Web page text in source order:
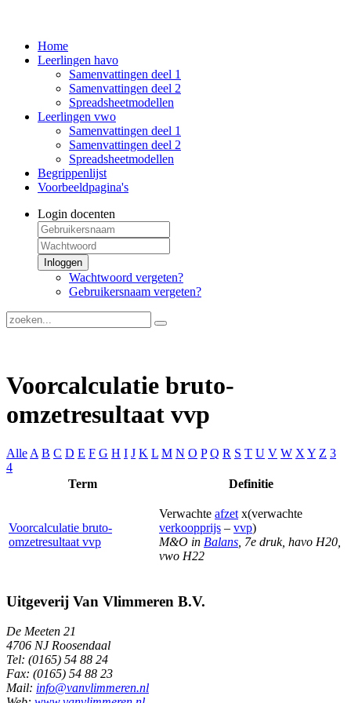
Home
Leerlingen havo
Samenvattingen deel 1
Samenvattingen deel 2
Spreadsheetmodellen
Leerlingen vwo
Samenvattingen deel 1
Samenvattingen deel 2
Spreadsheetmodellen
Begrippenlijst
Voorbeeldpagina's
Login docenten
Inloggen
Wachtwoord vergeten?
Gebruikersnaam vergeten?
Voorcalculatie bruto-
omzetresultaat vvp
Alle A B C D E F G H I J K L M N O P Q R S T U V W X Y Z 3
4
Term
Definitie
Voorcalculatie bruto-
omzetresultaat vvp
Verwachte afzet x(verwachte
verkoopprijs – vvp)
M&O in Balans , 7e druk, havo H20,
vwo H22
Uitgeverij Van Vlimmeren B.V.
De Meeten 21
4706 NJ Roosendaal
Tel: (0165) 54 88 24
Fax: (0165) 54 88 23
Mail: info@vanvlimmeren.nl